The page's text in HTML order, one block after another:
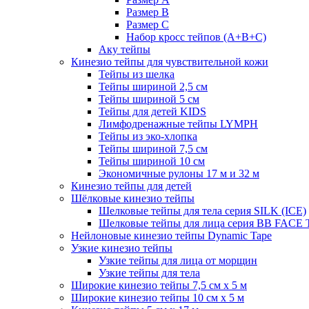
Размер B
Размер С
Набор кросс тейпов (А+B+C)
Аку тейпы
Кинезио тейпы для чувствительной кожи
Тейпы из шелка
Тейпы шириной 2,5 см
Тейпы шириной 5 см
Тейпы для детей KIDS
Лимфодренажные тейпы LYMPH
Тейпы из эко-хлопка
Тейпы шириной 7,5 см
Тейпы шириной 10 см
Экономичные рулоны 17 м и 32 м
Кинезио тейпы для детей
Шёлковые кинезио тейпы
Шелковые тейпы для тела серия SILK (ICE)
Шелковые тейпы для лица серия BB FACE
Нейлоновые кинезио тейпы Dynamic Tape
Узкие кинезио тейпы
Узкие тейпы для лица от морщин
Узкие тейпы для тела
Широкие кинезио тейпы 7,5 см x 5 м
Широкие кинезио тейпы 10 см х 5 м